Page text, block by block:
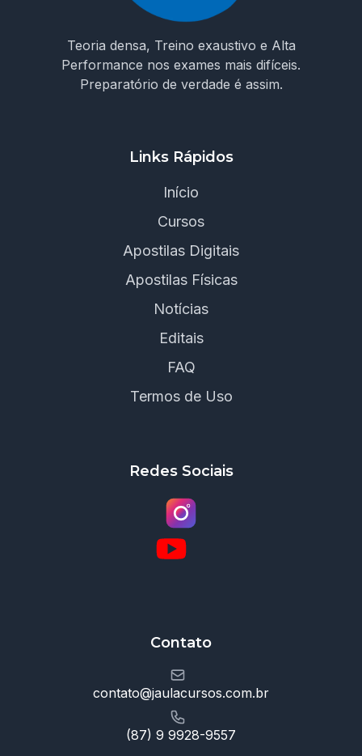
Teoria densa, Treino exaustivo e Alta
Performance nos exames mais difíceis.
Preparatório de verdade é assim.
Links Rápidos
Início
Cursos
Apostilas Digitais
Apostilas Físicas
Notícias
Editais
FAQ
Termos de Uso
Redes Sociais
Contato
contato@jaulacursos.com.br
(87) 9 9928-9557